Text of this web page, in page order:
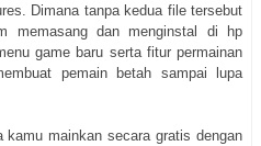
Dimana tanpa kedua file tersebut
memasang dan menginstal di hp
game baru serta fitur permainan
pemain betah sampai lupa
mainkan secara gratis dengan